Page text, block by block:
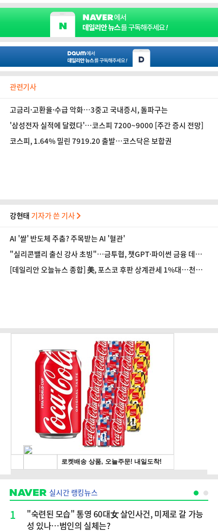
관련기사
고금리·고환율·수급 악화…3중고 국내증시, 돌파구는
'삼성전자 실적에 달렸다'…코스피 7200~9000 [주간 증시 전망]
코스피, 1.64% 밀린 7919.20 출발…코스닥은 보합권
강현태 기자가 쓴 기사
AI '쌀' 반도체 주춤? 주목받는 AI '혈관'
"실리콘밸리 출신 강사 초빙"…금투협, 챗GPT·파이썬 금융 데이
터 분석 과정 개설
[데일리안 오늘뉴스 종합] 美, 포스코 후판 상계관세 1%대…천하
실시간 랭킹뉴스
1
"숙련된 모습" 통영 60대女 살인사건, 미제로 갈 가능
성 있나…범인의 실체는?